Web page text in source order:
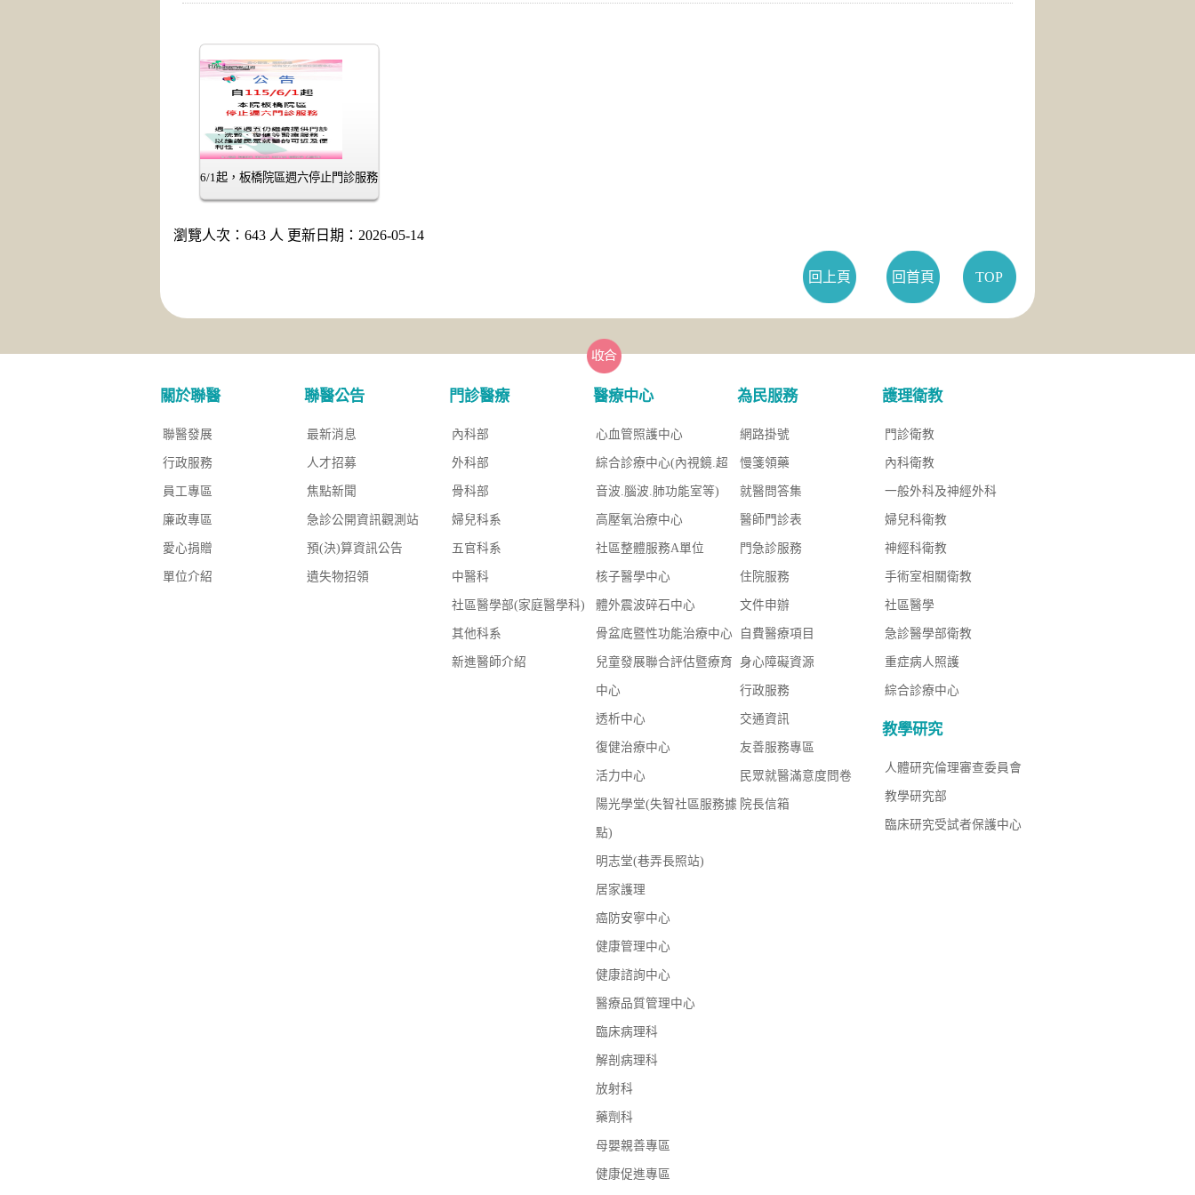
6/1起，板橋院區週六停止門診服務
瀏覽人次：643 人 更新日期：2026-05-14
回上頁 回首頁 TOP
關於聯醫
聯醫發展
行政服務
員工專區
廉政專區
愛心捐贈
單位介紹
聯醫公告
最新消息
人才招募
焦點新聞
急診公開資訊觀測站
預(決)算資訊公告
遺失物招領
門診醫療
內科部
外科部
骨科部
婦兒科系
五官科系
中醫科
社區醫學部(家庭醫學科)
其他科系
新進醫師介紹
醫療中心
心血管照護中心
綜合診療中心(內視鏡.超
音波.腦波.肺功能室等)
高壓氧治療中心
社區整體服務A單位
核子醫學中心
體外震波碎石中心
骨盆底暨性功能治療中心
兒童發展聯合評估暨療育
中心
透析中心
復健治療中心
活力中心
陽光學堂(失智社區服務據
點)
明志堂(巷弄長照站)
居家護理
癌防安寧中心
健康管理中心
健康諮詢中心
醫療品質管理中心
臨床病理科
解剖病理科
放射科
藥劑科
母嬰親善專區
健康促進專區
為民服務
網路掛號
慢箋領藥
就醫問答集
醫師門診表
門急診服務
住院服務
文件申辦
自費醫療項目
身心障礙資源
行政服務
交通資訊
友善服務專區
民眾就醫滿意度問卷
院長信箱
護理衛教
門診衛教
內科衛教
一般外科及神經外科
婦兒科衛教
神經科衛教
手術室相關衛教
社區醫學
急診醫學部衛教
重症病人照護
綜合診療中心
教學研究
人體研究倫理審查委員會
教學研究部
臨床研究受試者保護中心